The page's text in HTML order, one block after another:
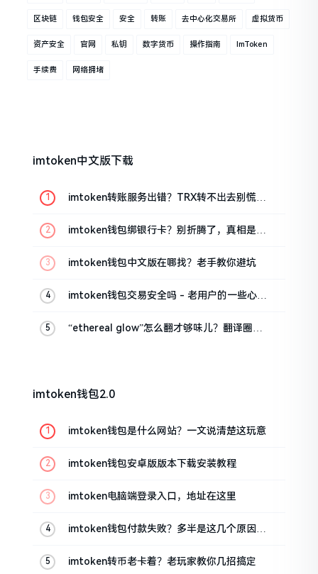
区块链 钱包安全 安全 转账 去中心化交易所 虚拟货币
资产安全 官网 私钥 数字货币 操作指南 ImToken
手续费 网络拥堵
imtoken中文版下载
imtoken转账服务出错？TRX转不出去别慌，
imtoken钱包绑银行卡？别折腾了，真相是这
imtoken钱包中文版在哪找？老手教你避坑
imtoken钱包交易安全吗 - 老用户的一些心里
“ethereal glow”怎么翻才够味儿？翻译圈老
imtoken钱包2.0
imtoken钱包是什么网站？一文说清楚这玩意
imtoken钱包安卓版版本下载安装教程
imtoken电脑端登录入口，地址在这里
imtoken钱包付款失败？多半是这几个原因闹
imtoken转币老卡着？老玩家教你几招搞定